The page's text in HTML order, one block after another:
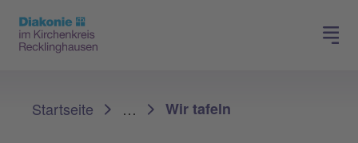
Spenden
Startseite
… Wir tafeln